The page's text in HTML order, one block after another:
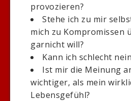
provozieren?
Stehe ich zu mir
mich zu Kompromissen
garnicht will?
Kann ich schlecht
Ist mir die Meinung
wichtiger, als mein
Lebensgefühl?